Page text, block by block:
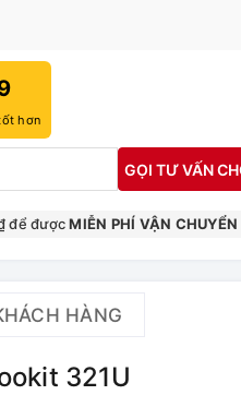
hơn
GỌI TƯ VẤN
để đượcMIỄN PHÍ VẬN CHUYỂN
HÀNG
321U